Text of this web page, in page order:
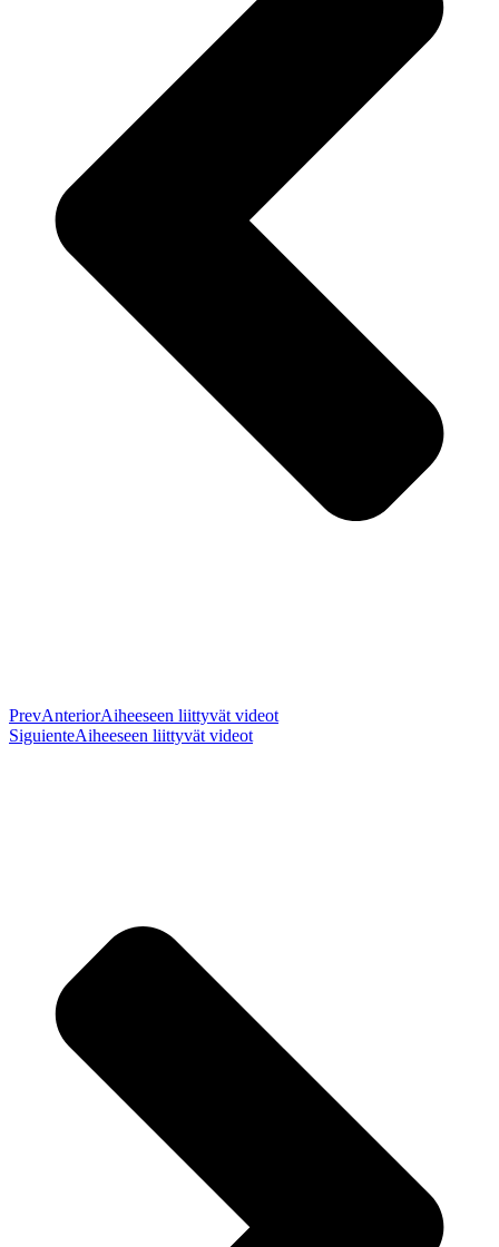
PrevAnteriorAiheeseen liittyvät videot
SiguienteAiheeseen liittyvät videot